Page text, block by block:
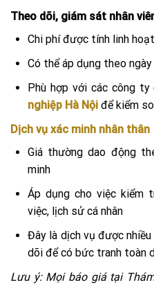
Theo dõi, giám sát nhân
Chi phí được tính linh
Có thể áp dụng theo
Phù hợp với các công ty
nghiệp Hà Nội để kiểm
Dịch vụ xác minh nhân thân
Giá thường dao động
minh
Áp dụng cho việc kiểm
việc, lịch sử cá nhân
Đây là dịch vụ được
dõi để có bức tranh toàn
Lưu ý: Mọi báo giá tại